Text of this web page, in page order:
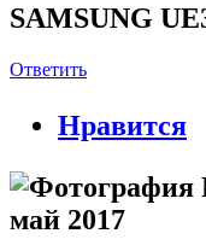
SAMSUNG
Ответить
Нравится
май 2017